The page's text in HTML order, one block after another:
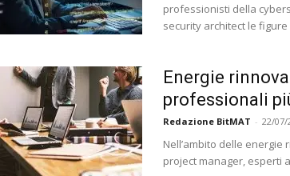
professionisti della
security architect le
Energie
professionali
Redazione BitMAT - 22/07/
Nell’ambito delle
project manager, esperti